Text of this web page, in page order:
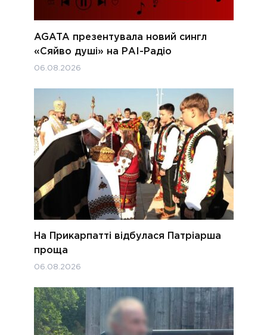
AGATA презентувала новий сингл
«Сяйво душі» на РАІ-Радіо
06.08.2026
На Прикарпатті відбулася Патріарша
проща
06.08.2026